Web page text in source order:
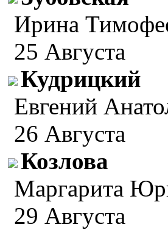
Ирина
25 Августа
Кудрицкий
Евгений
26 Августа
Козлова
Маргарита
29 Августа